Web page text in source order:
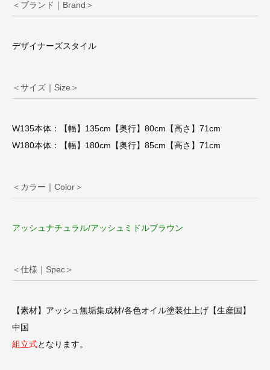
＜ブランド｜Brand＞
デザイナーズスタイル
＜サイズ｜Size＞
W135本体：【幅】135cm【奥行】80cm【高さ】71cm
W180本体：【幅】180cm【奥行】85cm【高さ】71cm
＜カラー｜Color＞
アッシュナチュラル/アッシュミドルブラウン
＜仕様｜Spec＞
【素材】アッシュ無垢集成材/各色オイル塗装仕上げ【生産国】
中国
組立式となります。